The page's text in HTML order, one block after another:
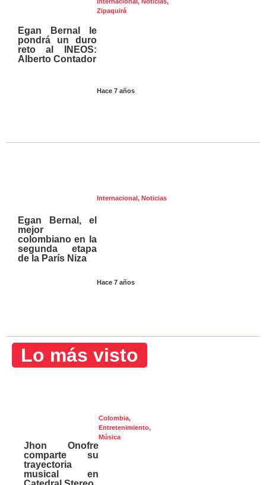
Zipaquirá
Hace 7 años
Egan Bernal le
pondrá un duro
reto al INEOS:
Alberto Contador
Internacional, Noticias
Hace 7 años
Egan Bernal, el
mejor
colombiano en la
segunda etapa
de la París Niza
Lo más visto
Colombia,
Entretenimiento,
Música
Jhon Onofre
comparte su
trayectoria
musical en